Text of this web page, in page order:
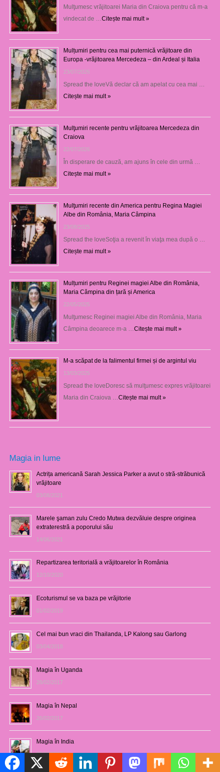
Mulţumesc vrăjitoarei Maria din Craiova pentru că m-a
vindecat de …Citește mai mult »
Mulțumiri pentru cea mai puternică vrăjitoare din
Europa -vrăjitoarea Mercedeza – din Ardeal și Italia
23/07/2026
Spread the loveVă declar că am apelat cu cea mai …
Citește mai mult »
Mulţumiri recente pentru vrăjitoarea Mercedeza din
Craiova
22/07/2026
În disperare de cauză, am ajuns în cele din urmă …
Citește mai mult »
Mulţumiri recente din America pentru Regina Magiei
Albe din România, Maria Câmpina
23/08/2025
Spread the loveSoţia a revenit în viaţa mea după o …
Citește mai mult »
Mulțumiri pentru Reginei magiei Albe din România,
Maria Câmpina din țară și America
22/05/2025
Mulţumesc Reginei magiei Albe din România, Maria
Câmpina deoarece m-a …Citește mai mult »
M-a scăpat de la falimentul firmei și de argintul viu
13/03/2025
Spread the loveDoresc să mulţumesc expres vrăjitoarei
Maria din Craiova …Citește mai mult »
Magia in lume
Actrița americană Sarah Jessica Parker a avut o stră-străbunică
vrăjitoare
03/08/2021
Marele şaman zulu Credo Mutwa dezvăluie despre originea
extraterestră a poporului său
14/06/2021
Repartizarea teritorială a vrăjitoarelor în România
12/10/2020
Ecoturismul se va baza pe vrăjitorie
01/02/2019
Cel mai bun vraci din Thailanda, LP Kalong sau Garlong
03/04/2018
Magia în Uganda
28/02/2017
Magia în Nepal
26/02/2017
Magia în India
23/02/2017
Politică de cookie-uri